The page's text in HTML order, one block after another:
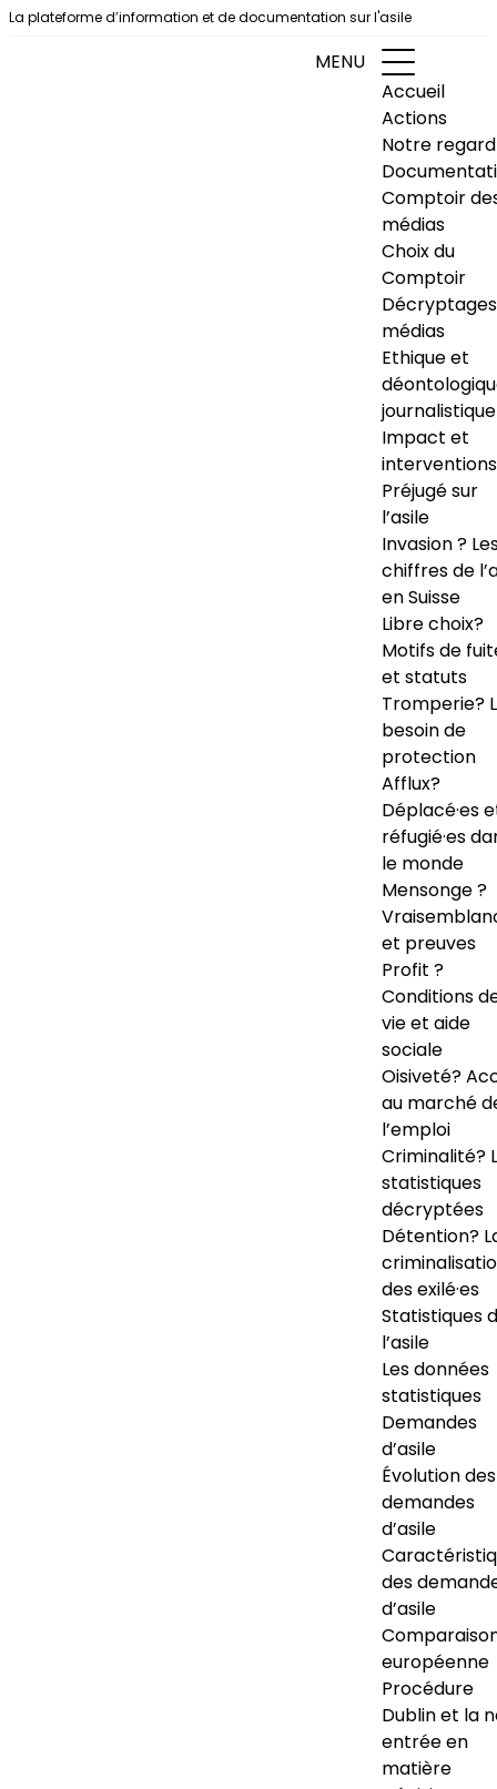
Aller au contenu
La plateforme d’information et de documentation sur l'asile
MENU
Accueil
Actions
Notre regard
Comptoir
médias
Choix du
Comptoir
Décryptages
médias
Ethique et
journalistique
Impact et
interventions
Préjugé sur
l’asile
Invasion ?
chiffres de
en Suisse
Libre choix?
Motifs de
et statuts
Tromperie?
besoin de
protection
Afflux?
Déplacé·es
réfugié·es
le monde
Mensonge ?
et preuves
Profit ?
Conditions
vie et aide
sociale
Oisiveté?
au marché
l’emploi
Criminalité?
statistiques
décryptées
Détention?
des exilé·es
Statistiques
l’asile
Les données
statistiques
Demandes
d’asile
Évolution des
demandes
d’asile
des
d’asile
européenne
Procédure
Dublin et la
entrée en
matière